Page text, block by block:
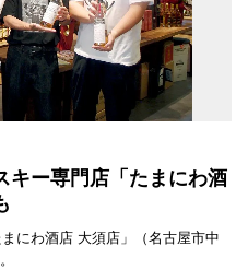
キー専門店「たまにわ酒
にわ酒店 大須店」（名古屋市中